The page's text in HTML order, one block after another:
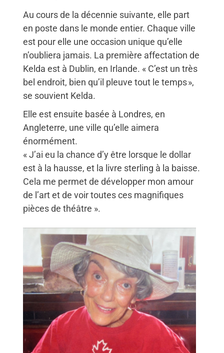
Au cours de la décennie suivante, elle part
en poste dans le monde entier. Chaque ville
est pour elle une occasion unique qu’elle
n’oubliera jamais. La première affectation de
Kelda est à Dublin, en Irlande. « C’est un très
bel endroit, bien qu’il pleuve tout le temps »,
se souvient Kelda.
Elle est ensuite basée à Londres, en
Angleterre, une ville qu’elle aimera
énormément.
« J’ai eu la chance d’y être lorsque le dollar
est à la hausse, et la livre sterling à la baisse.
Cela me permet de développer mon amour
de l’art et de voir toutes ces magnifiques
pièces de théâtre ».